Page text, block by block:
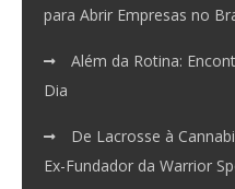
para Abrir Empresas no
Além da Rotina:
Dia
De Lacrosse à
Ex-Fundador da Warrior